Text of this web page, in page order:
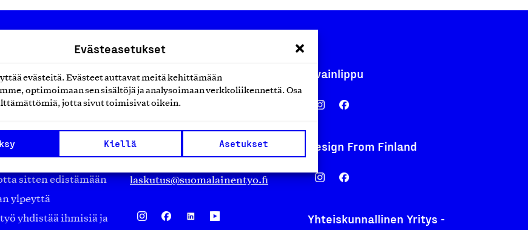
Evästeasetukset
evästeitä. Evästeet auttavat meitä kehittämään
optimoimaan sen sisältöjä ja analysoimaan verkkoliikennettä. Osa
jotta sivut toimisivat oikein.
Kiellä Asetukset
kansainvälisiin
sitten edistämään
ylpeyttä
yhdistää ihmisiä ja
Suomalainen työ ry
Eteläranta 14,
Finland
asiakaspalvelu@suomalainentyo.fi
laskutus@suomalainentyo.fi
Avainlippu
Design From Finland
Yhteiskunnallinen Yritys -